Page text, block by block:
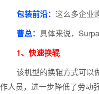
包装前沿： 这么多企业
曹总： 具体来说，
1、快速换辊
该机型的换辊方式可以
作人员，进一步降低了劳动强